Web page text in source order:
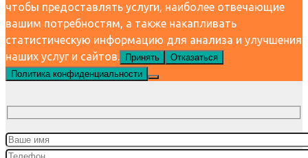
чтобы предоставлять услуги, наиболее отвечающие
вашим потребностям, а также накапливать
статистическую информацию для анализа и улучшения
наших услуг и сайтов.
Принять
Отказаться
Политика конфиденциальности